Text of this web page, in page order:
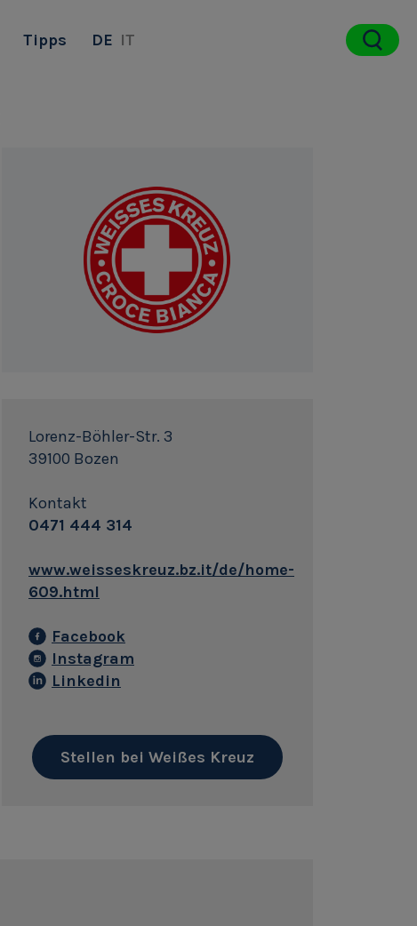
Tipps DE IT
Lorenz-Böhler-Str. 3
39100 Bozen
Kontakt
0471 444 314
www.weisseskreuz.bz.it/de/home-
609.html
Facebook
Instagram
Linkedin
Stellen bei Weißes Kreuz